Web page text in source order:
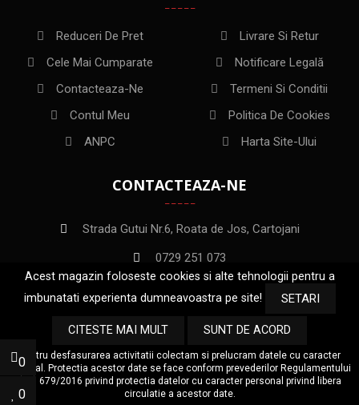
Reduceri De Pret
Cele Mai Cumparate
Contacteaza-Ne
Contul Meu
ANPC
Livrare Si Retur
Notificare Legală
Termeni Si Conditii
Politica De Cookies
Harta Site-Ului
CONTACTEAZA-NE
Strada Gutui Nr.6, Roata de Jos, Cartojani
0729 251 073
CopyrightTMA INAA INVEST 2022
Acest magazin foloseste cookies si alte tehnologii pentru a
imbunatati experienta dumneavoastra pe site!
SETARI
CITESTE MAI MULT SUNT DE ACORD
Pentru desfasurarea activitatii colectam si prelucram datele cu caracter
pesonal. Protectia acestor date se face conform prevederilor Regulamentului
(UE) 679/2016 privind protectia datelor cu caracter personal privind libera
circulatie a acestor date.
0
0